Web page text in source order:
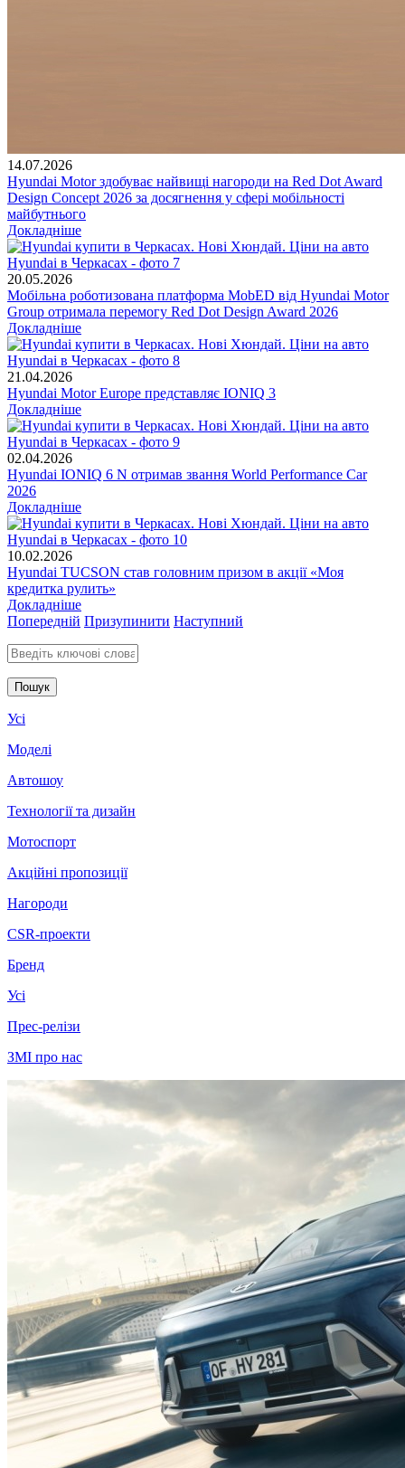
14.07.2026
Hyundai Motor здобуває найвищі нагороди на Red Dot Award
Design Concept 2026 за досягнення у сфері мобільності
майбутнього
Докладніше
20.05.2026
Мобільна роботизована платформа MobED від Hyundai Motor
Group отримала перемогу Red Dot Design Award 2026
Докладніше
21.04.2026
Hyundai Motor Europe представляє IONIQ 3
Докладніше
02.04.2026
Hyundai IONIQ 6 N отримав звання World Performance Car
2026
Докладніше
10.02.2026
Hyundai TUCSON став головним призом в акції «Моя
кредитка рулить»
Докладніше
Попередній Призупинити Наступний
Введіть ключові слова для пошуку
Усі
Моделі
Автошоу
Технології та дизайн
Мотоспорт
Акційні пропозиції
Нагороди
CSR-проекти
Бренд
Усі
Прес-релізи
ЗМІ про нас